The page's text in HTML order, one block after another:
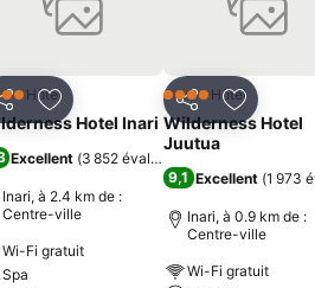
Ajouter à mes favoris
Hôtel
Hotel Inari
Excellent (3 852 évaluations
Inari, à 2.4 km de :
Centre-ville
Wi-Fi gratuit
Spa
PartagerAjouter
4 ÉtoilesHôtel
Wilderness Hotel
Juutua
9,1 Excellent (1 973
Inari, à 0.9 km de :
Centre-ville
Wi-Fi gratuit